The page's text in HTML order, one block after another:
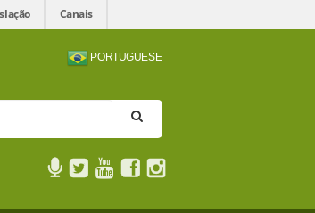
Canais
PORTUGUESE